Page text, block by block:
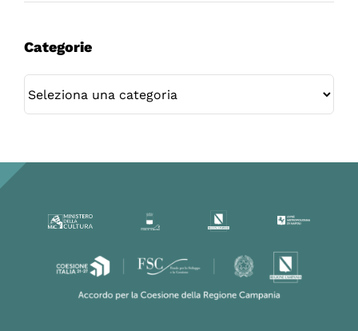
Categorie